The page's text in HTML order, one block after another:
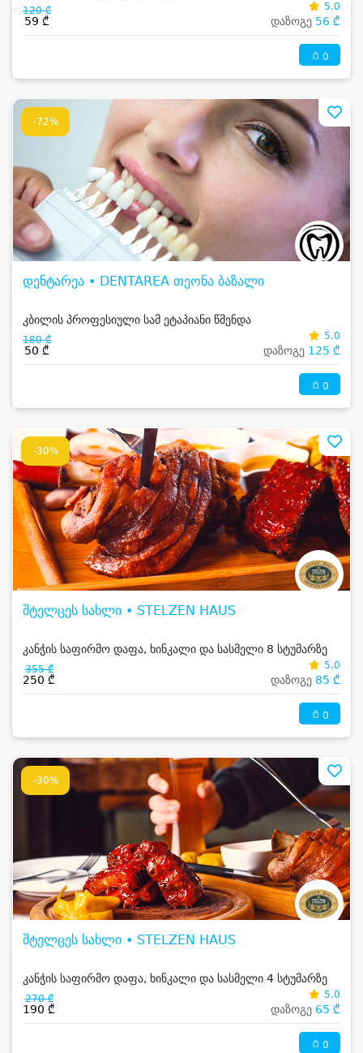
120 ₾
59 ₾
5.0
დაზოგე 56 ₾
0
-72%
დენტარეა • DENTAREA თეონა ბაზალი
კბილის პროფესიული სამ ეტაპიანი წმენდა
180 ₾
50 ₾
5.0
დაზოგე 125 ₾
0
-30%
შტელცეს სახლი • STELZEN HAUS
კანჭის საფირმო დაფა, ხინკალი და სასმელი 8 სტუმარზე
355 ₾
250 ₾
5.0
დაზოგე 85 ₾
0
-30%
შტელცეს სახლი • STELZEN HAUS
კანჭის საფირმო დაფა, ხინკალი და სასმელი 4 სტუმარზე
270 ₾
190 ₾
5.0
დაზოგე 65 ₾
0